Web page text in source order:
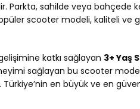
Parkta, sahilde veya bahçede
scooter modeli, kaliteli ve
katkı sağlayan 3+ Yaş
sağlayan bu scooter
Türkiye’nin en büyük ve en